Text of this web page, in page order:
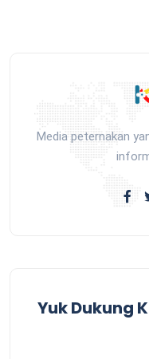
Media peternakan
Yuk Dukung